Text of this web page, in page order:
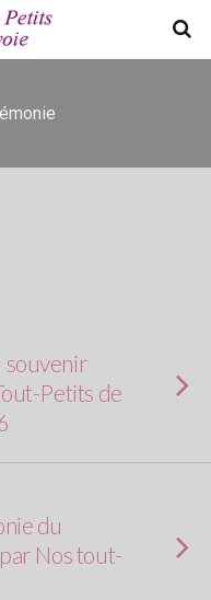
souvenir
Petits de
du
Nos tout-